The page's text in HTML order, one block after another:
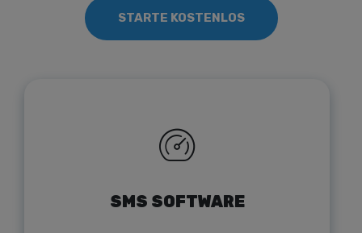
STARTE KOSTENLOS
SMS SOFTWARE